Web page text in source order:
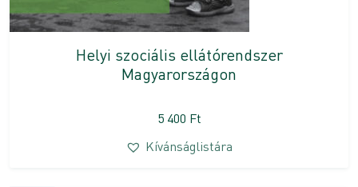
Helyi szociális ellátórendszer
Magyarországon
5 400 Ft
Kívánságlistára